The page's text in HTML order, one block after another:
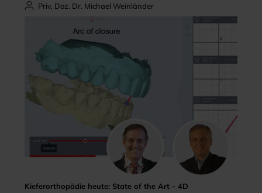
Priv. Doz. Dr. Michael Weinländer
Kieferorthopädie heute: State of the Art - 4D